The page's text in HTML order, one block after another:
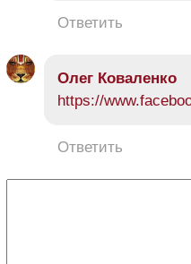
Ответить
Олег Коваленко
https://
Ответить